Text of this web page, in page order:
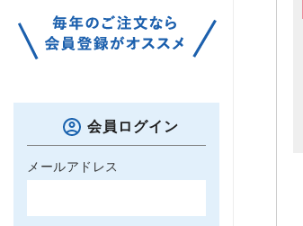
会員ログイン
メールアドレス